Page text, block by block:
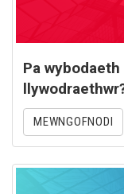
Pa
MEWNGOFNODI